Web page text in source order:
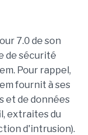
7.0 de son
de sécurité
Pour rappel,
fournit à ses
et de données
extraites du
d'intrusion).